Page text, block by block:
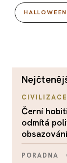
HALLOWEEN
CIVILIZACE
Černí
odmítá
PORADNA